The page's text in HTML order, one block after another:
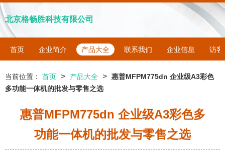
北京格畅胜科技有限公司
首页 企业简介 产品大全 联系我们 企业信息 访客
当前位置： 首页 > 产品大全 > 惠普MFPM775dn 企业级A3彩色
多功能一体机的批发与零售之选
惠普MFPM775dn 企业级A3彩色多
功能一体机的批发与零售之选